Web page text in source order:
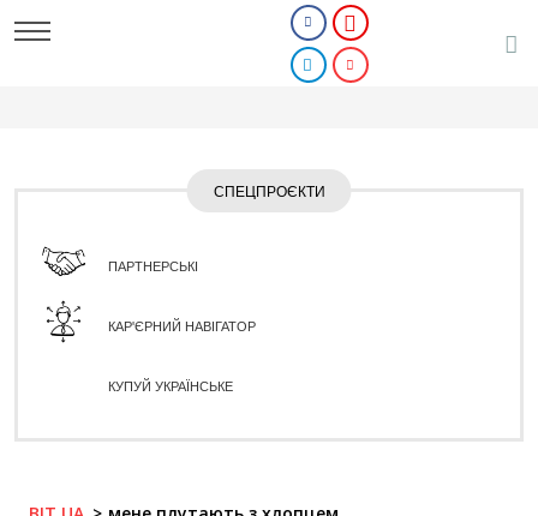
СПЕЦПРОЄКТИ
ПАРТНЕРСЬКІ
КАР'ЄРНИЙ НАВІГАТОР
КУПУЙ УКРАЇНСЬКЕ